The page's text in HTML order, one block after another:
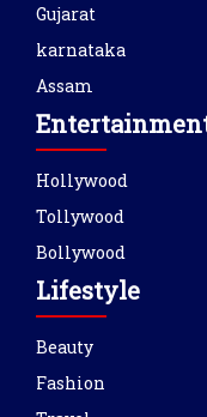
Gujarat
karnataka
Assam
Hollywood
Tollywood
Bollywood
Lifestyle
Beauty
Fashion